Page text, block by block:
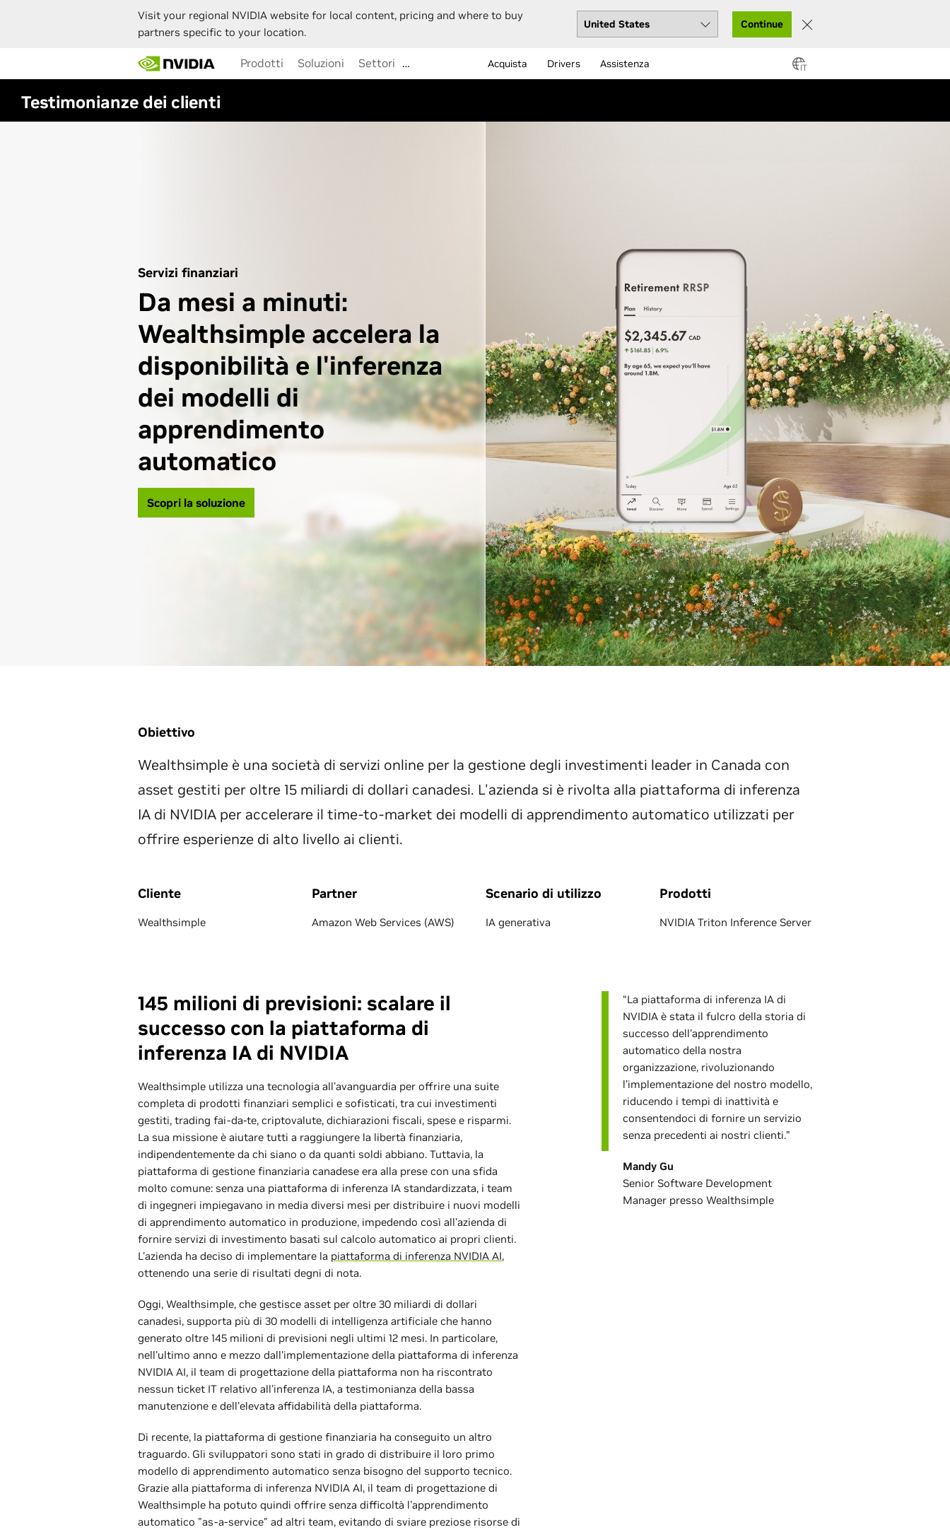
Visit your regional NVIDIA website for local content, pricing and where to buy
partners specific to your location.
Continue
main
content
Prodotti Soluzioni Settori … Acquista Drivers Assistenza IT
Testimonianze dei clienti
Servizi finanziari
Da mesi a minuti:
Wealthsimple accelera la
disponibilità e l'inferenza
dei modelli di
apprendimento
automatico
Scopri la soluzione
Obiettivo
Wealthsimple è una società di servizi online per la gestione degli investimenti leader in Canada con
asset gestiti per oltre 15 miliardi di dollari canadesi. L'azienda si è rivolta alla piattaforma di inferenza
IA di NVIDIA per accelerare il time-to-market dei modelli di apprendimento automatico utilizzati per
offrire esperienze di alto livello ai clienti.
Cliente
Wealthsimple
Partner
Amazon Web Services (AWS)
Scenario di utilizzo
IA generativa
Prodotti
NVIDIA Triton Inference Server
145 milioni di previsioni: scalare il
successo con la piattaforma di
inferenza IA di NVIDIA
Wealthsimple utilizza una tecnologia all'avanguardia per offrire una suite
completa di prodotti finanziari semplici e sofisticati, tra cui investimenti
gestiti, trading fai-da-te, criptovalute, dichiarazioni fiscali, spese e risparmi.
La sua missione è aiutare tutti a raggiungere la libertà finanziaria,
indipendentemente da chi siano o da quanti soldi abbiano. Tuttavia, la
piattaforma di gestione finanziaria canadese era alla prese con una sfida
molto comune: senza una piattaforma di inferenza IA standardizzata, i team
di ingegneri impiegavano in media diversi mesi per distribuire i nuovi modelli
di apprendimento automatico in produzione, impedendo così all'azienda di
fornire servizi di investimento basati sul calcolo automatico ai propri clienti.
L'azienda ha deciso di implementare la piattaforma di inferenza NVIDIA AI,
ottenendo una serie di risultati degni di nota.
Oggi, Wealthsimple, che gestisce asset per oltre 30 miliardi di dollari
canadesi, supporta più di 30 modelli di intelligenza artificiale che hanno
generato oltre 145 milioni di previsioni negli ultimi 12 mesi. In particolare,
nell'ultimo anno e mezzo dall'implementazione della piattaforma di inferenza
NVIDIA AI, il team di progettazione della piattaforma non ha riscontrato
nessun ticket IT relativo all'inferenza IA, a testimonianza della bassa
manutenzione e dell'elevata affidabilità della piattaforma.
Di recente, la piattaforma di gestione finanziaria ha conseguito un altro
traguardo. Gli sviluppatori sono stati in grado di distribuire il loro primo
modello di apprendimento automatico senza bisogno del supporto tecnico.
Grazie alla piattaforma di inferenza NVIDIA AI, il team di progettazione di
Wealthsimple ha potuto quindi offrire senza difficoltà l'apprendimento
automatico "as-a-service" ad altri team, evitando di sviare preziose risorse di
“La piattaforma di inferenza IA di
NVIDIA è stata il fulcro della storia di
successo dell'apprendimento
automatico della nostra
organizzazione, rivoluzionando
l’implementazione del nostro modello,
riducendo i tempi di inattività e
consentendoci di fornire un servizio
senza precedenti ai nostri clienti.”
Mandy Gu
Senior Software Development
Manager presso Wealthsimple